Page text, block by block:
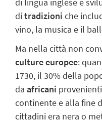
ditradizioni che
vino, la musica e il
Ma nella città non
cultureeuropee:
1730, il 30% della
da africani
continente e alla fine
cittadini era nera o